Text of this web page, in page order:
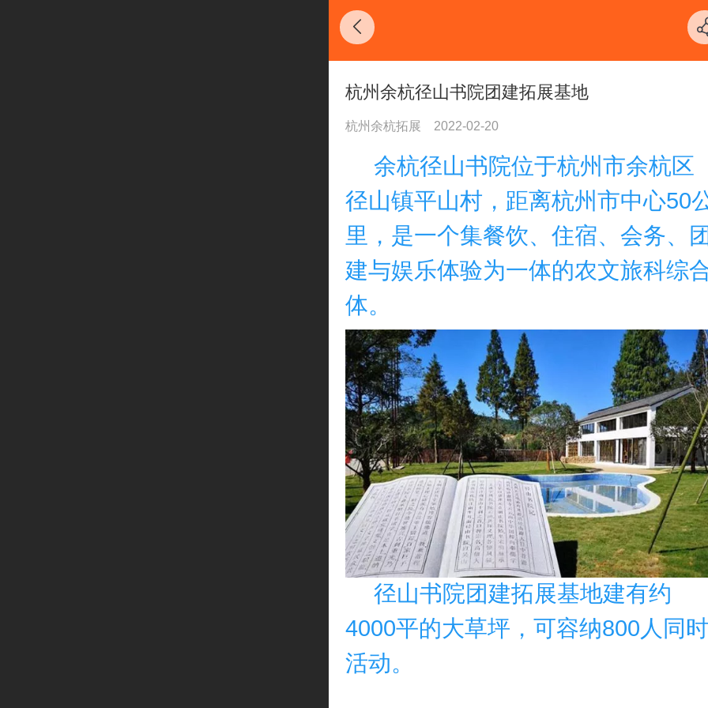
杭州余杭径山书院团建拓展基地
杭州余杭拓展 2022-02-20
余杭径山书院位于杭州市余杭区
径山镇平山村，距离杭州市中心50
里，是一个集餐饮、住宿、会务、
建与娱乐体验为一体的农文旅科综
体。
径山书院团建拓展基地建有约
4000平的大草坪，可容纳800人同时
活动。